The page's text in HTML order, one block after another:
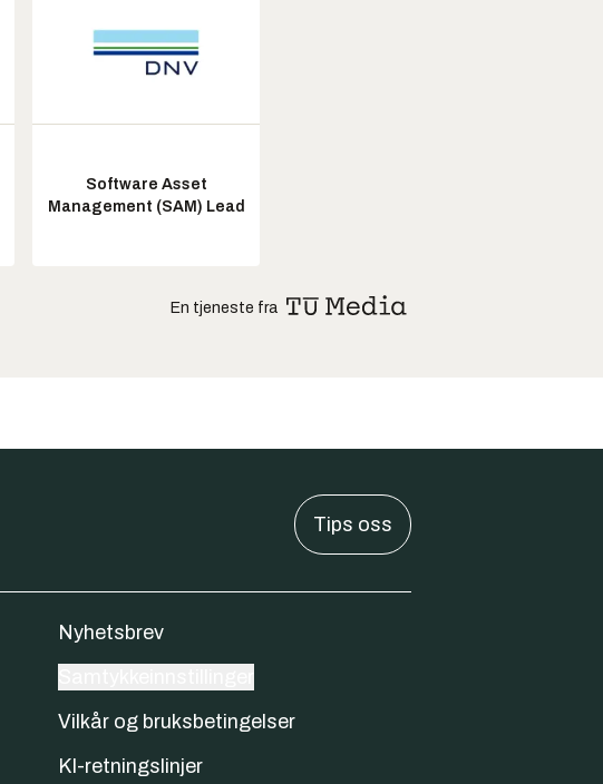
Software Asset
Management (SAM) Lead
En tjeneste fra
Tips oss
Nyhetsbrev
Vilkår og bruksbetingelser
KI-retningslinjer